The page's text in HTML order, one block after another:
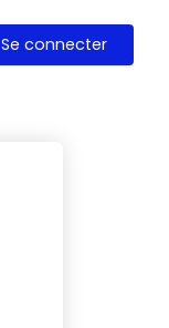
Se connecter